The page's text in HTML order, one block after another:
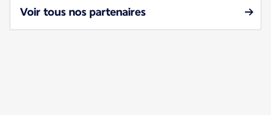
Voir tous nos partenaires